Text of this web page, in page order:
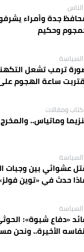
الناس
جدة وأمراء
وحكيم
السياسة
ترمب تشعل
ساعة الهجوم
كتاب ومقالات
وماتياس..
السياسة
عشوائي بين وجبات
حدث في «توين
السياسة
«دفاع شبوة»:
الأخيرة.. ونحن